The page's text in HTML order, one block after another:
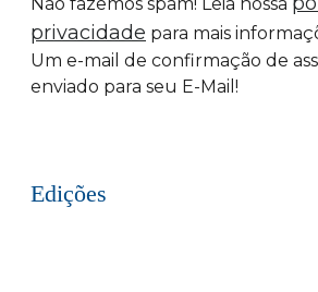
privacidade para mais
Um e-mail de confirmação de
enviado para seu E-Mail!
Edições